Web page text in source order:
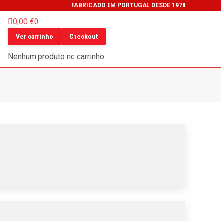
FABRICADO EM PORTUGAL DESDE 1978
0,00 €0
Ver carrinho Checkout
Nenhum produto no carrinho.